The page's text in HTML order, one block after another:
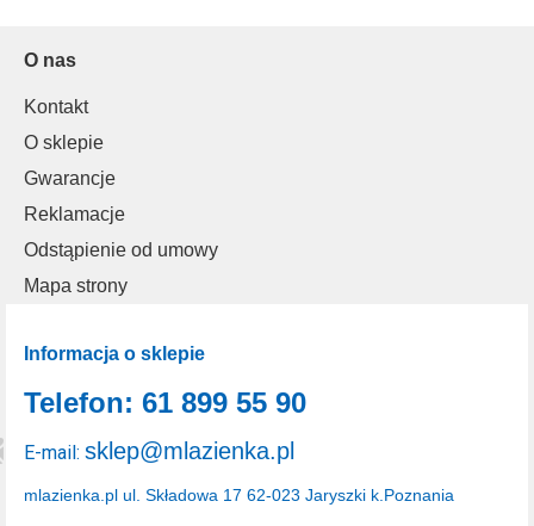
O nas
Kontakt
O sklepie
Gwarancje
Reklamacje
Odstąpienie od umowy
Mapa strony
Informacja o sklepie
mlazienka.pl ul. Składowa 17 62-023 Jaryszki k.Poznania
Telefon: 61 899 55 90
E-mail: sklep@mlazienka.pl